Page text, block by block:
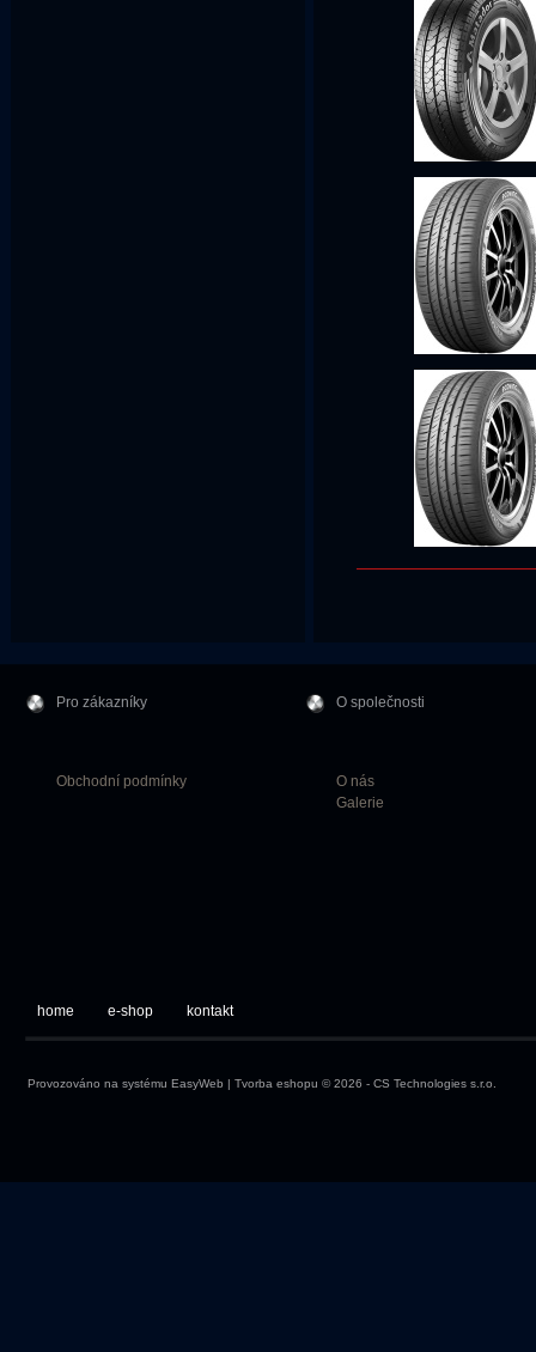
Pro zákazníky
Obchodní podmínky
O společnosti
O nás
Galerie
home e-shop kontakt
Provozováno na systému EasyWeb | Tvorba eshopu © 2026 - CS Technologies s.r.o.